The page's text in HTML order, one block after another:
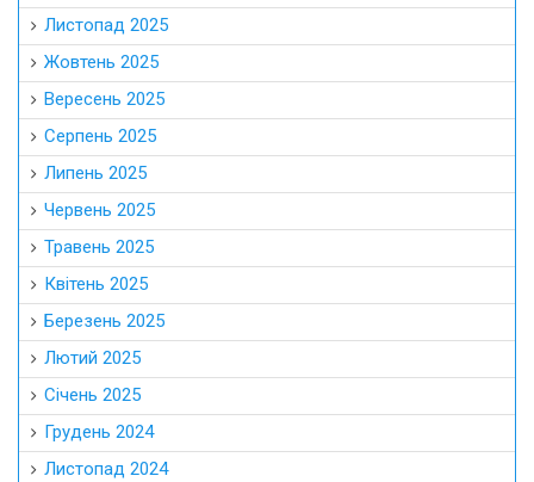
Листопад 2025
Жовтень 2025
Вересень 2025
Серпень 2025
Липень 2025
Червень 2025
Травень 2025
Квітень 2025
Березень 2025
Лютий 2025
Січень 2025
Грудень 2024
Листопад 2024